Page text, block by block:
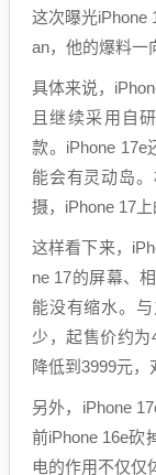
这次曝光iPhone
an，他的爆料一
具体来说，
且继续采用自
款。iPhone
能会有灵动岛
摄，iPhone 17上
这样看下来，
ne 17的屏幕、
能没有缩水。
少，起售价约
降低到3999元，
另外，iPhone
前iPhone 16e砍
电的作用不仅仅